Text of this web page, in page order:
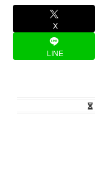
X
LINE